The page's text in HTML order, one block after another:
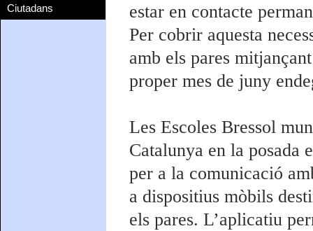
Ciutadans
estar en contacte
Per cobrir aquesta
amb els pares
proper mes de juny
Les Escoles Bressol
Catalunya en la posada
per a la comunicació
a dispositius mòbils
els pares. L’aplicatiu